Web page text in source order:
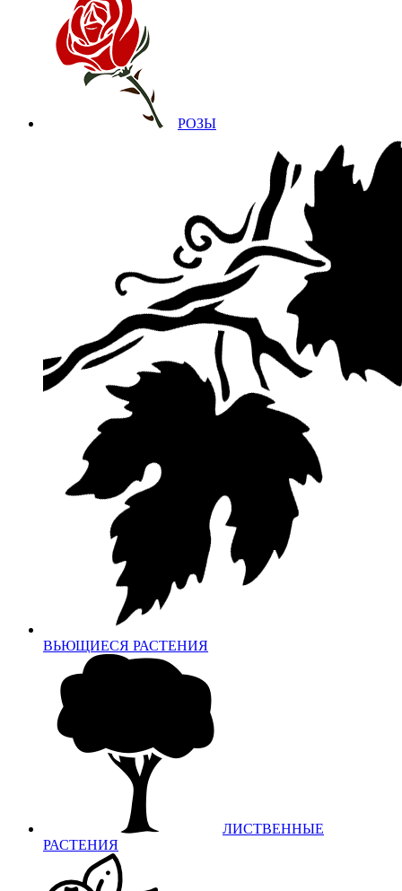
РОЗЫ
ВЬЮЩИЕСЯ РАСТЕНИЯ
ЛИСТВЕННЫЕ
РАСТЕНИЯ